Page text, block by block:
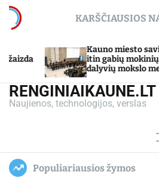
c
n
KARŠČIAUSIOS
Tarpdisciplininio
programos
šventė
RENGINIAIKAUNE.LT
Naujienos, technologijos, verslas
Populiariausios žymos